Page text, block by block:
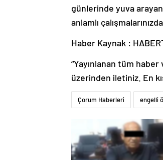
günlerinde yuva
anlamlı
Haber Kaynak :
“Yayınlanan tüm
üzerinden iletiniz. En
Çorum Haberleri engelli